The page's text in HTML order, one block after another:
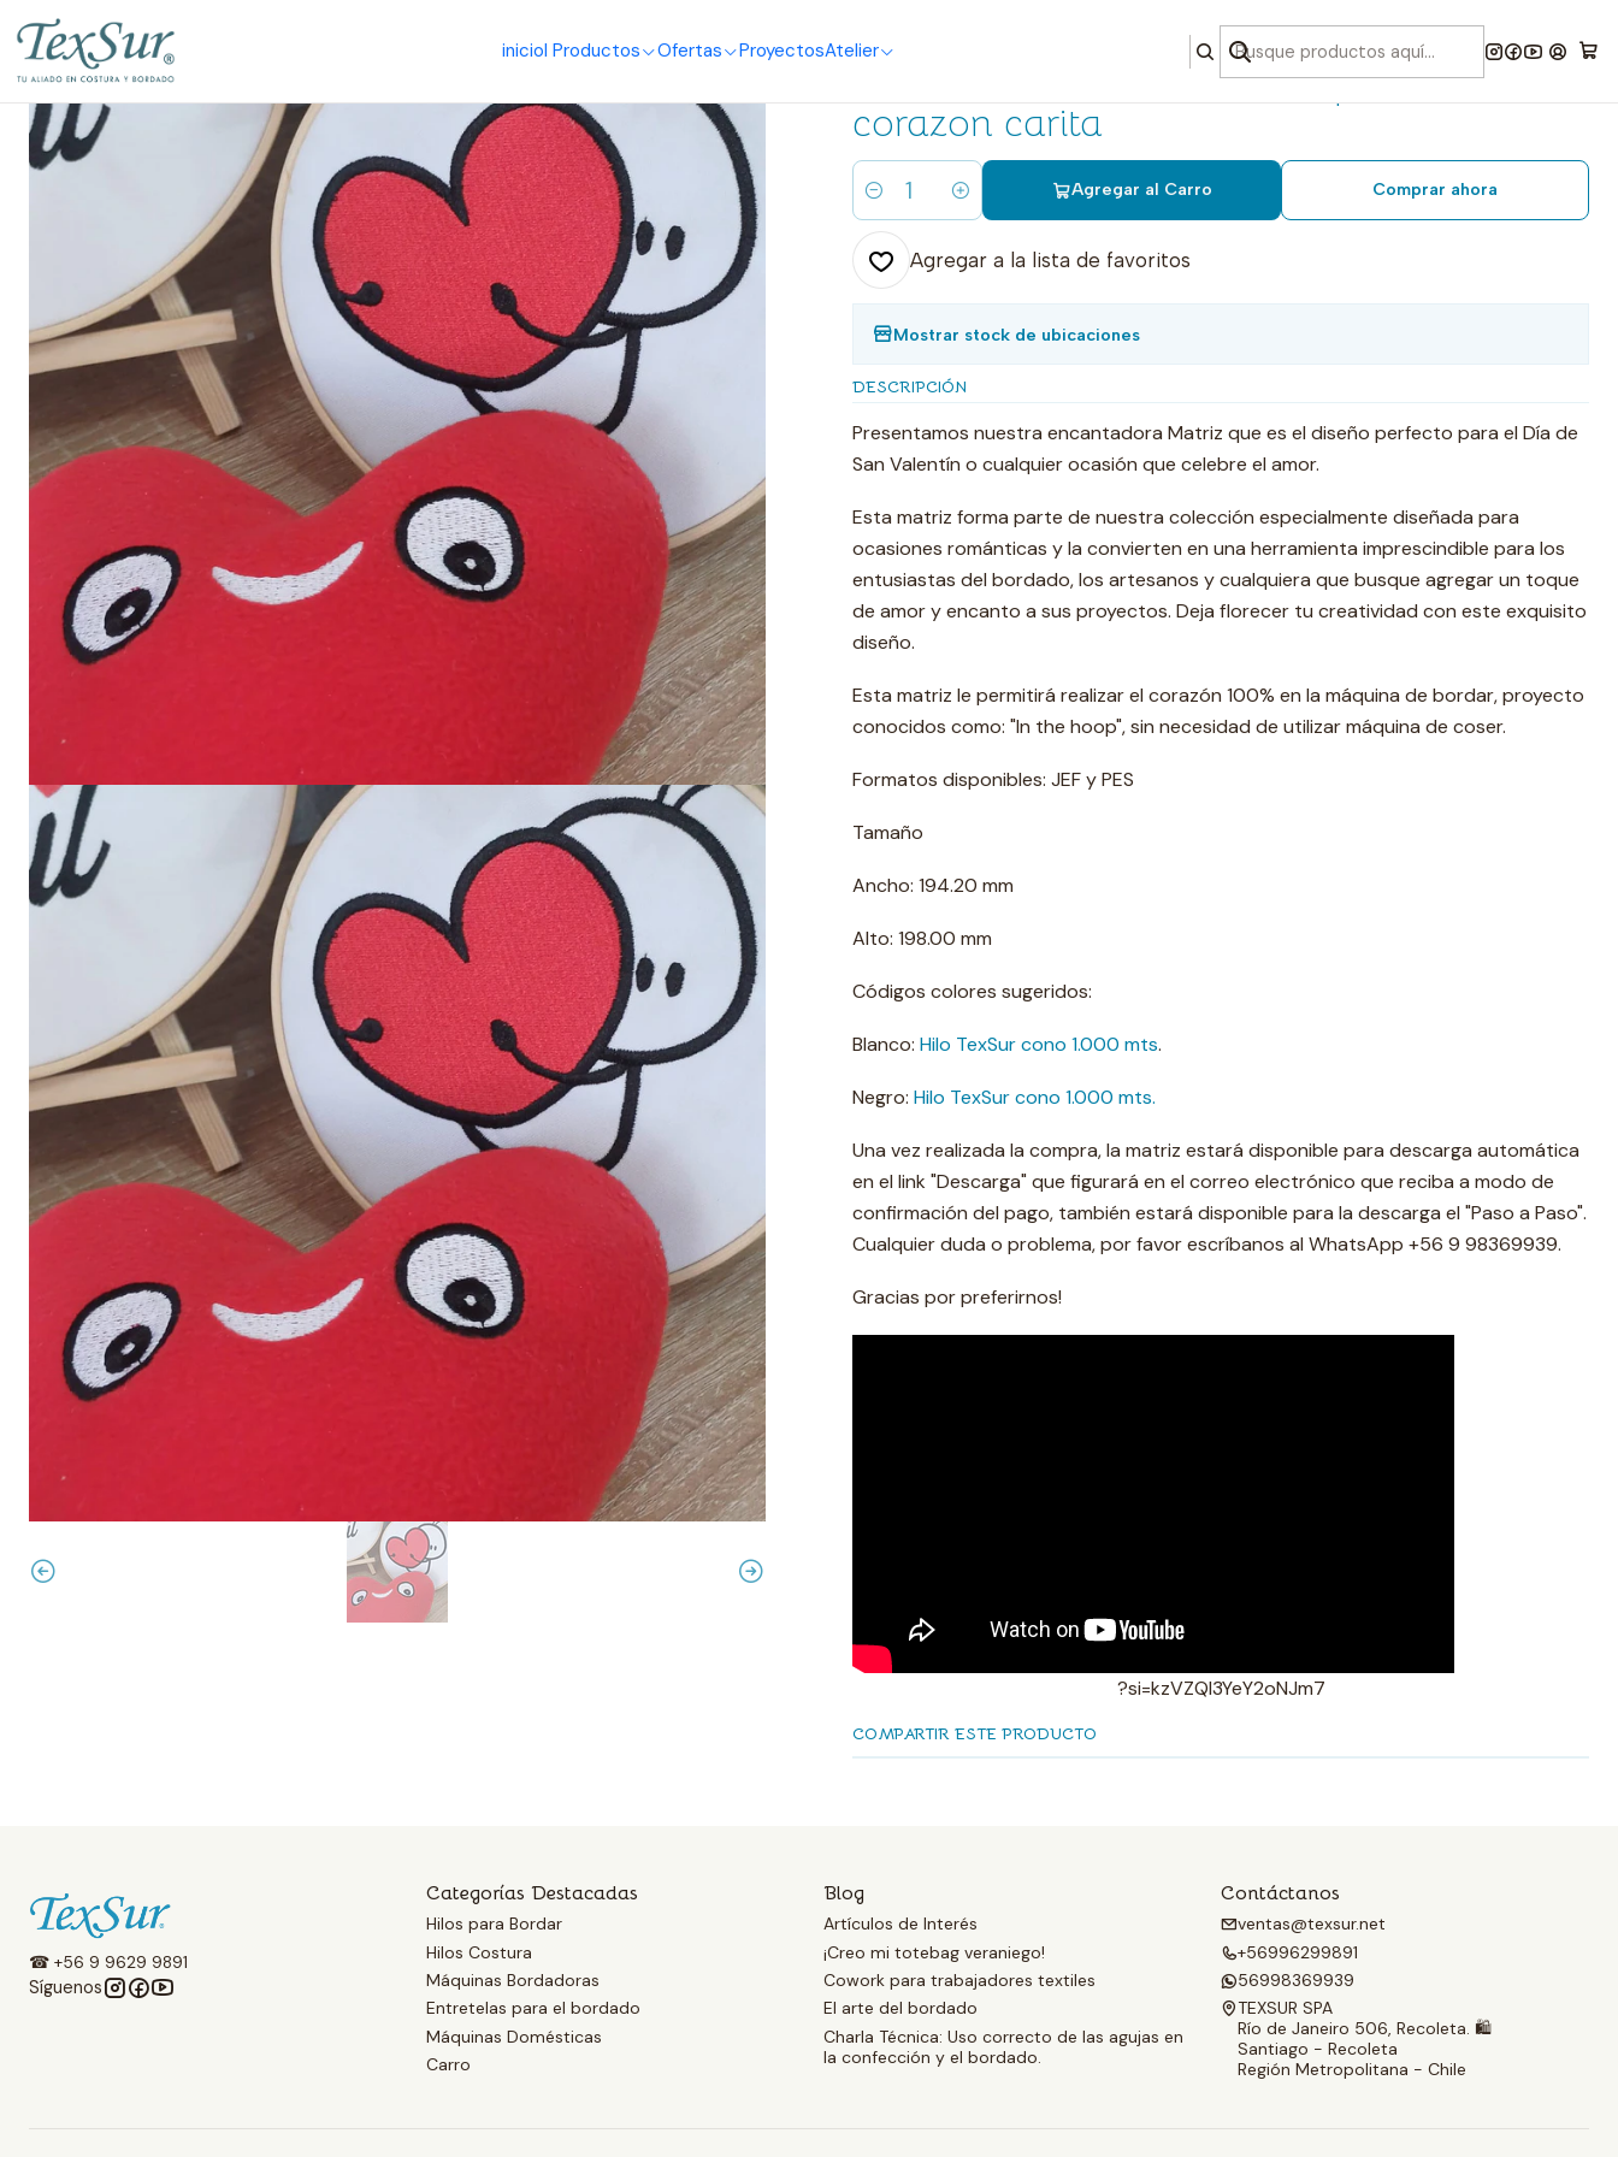
inicioI Productos Ofertas ProyectosAtelier
|
Matriz dia enamorados #15 peluche
corazon carita
Cantidad
Agregar al Carro Comprar ahora
Agregar a la lista de favoritos
Mostrar stock de ubicaciones
DESCRIPCIÓN
Presentamos nuestra encantadora Matriz que es el diseño perfecto para el Día de
San Valentín o cualquier ocasión que celebre el amor.
Esta matriz forma parte de nuestra colección especialmente diseñada para
ocasiones románticas y la convierten en una herramienta imprescindible para los
entusiastas del bordado, los artesanos y cualquiera que busque agregar un toque
de amor y encanto a sus proyectos. Deja florecer tu creatividad con este exquisito
diseño.
Esta matriz le permitirá realizar el corazón 100% en la máquina de bordar, proyecto
conocidos como: "In the hoop", sin necesidad de utilizar máquina de coser.
Formatos disponibles: JEF y PES
Tamaño
Ancho: 194.20 mm
Alto: 198.00 mm
Códigos colores sugeridos:
Blanco: Hilo TexSur cono 1.000 mts.
Negro: Hilo TexSur cono 1.000 mts.
Una vez realizada la compra, la matriz estará disponible para descarga automática
en el link "Descarga" que figurará en el correo electrónico que reciba a modo de
confirmación del pago, también estará disponible para la descarga el "Paso a Paso".
Cualquier duda o problema, por favor escríbanos al WhatsApp +56 9 98369939.
Gracias por preferirnos!
?si=kzVZQl3YeY2oNJm7
COMPARTIR ESTE PRODUCTO
☎ +56 9 9629 9891
Síguenos
Categorías Destacadas
Hilos para Bordar
Hilos Costura
Máquinas Bordadoras
Entretelas para el bordado
Máquinas Domésticas
Carro
Blog
Artículos de Interés
¡Creo mi totebag veraniego!
Cowork para trabajadores textiles
El arte del bordado
Charla Técnica: Uso correcto de las agujas en
la confección y el bordado.
Contáctanos
ventas@texsur.net
+56996299891
56998369939
TEXSUR SPA
Río de Janeiro 506, Recoleta. 🛍️
Santiago - Recoleta
Región Metropolitana - Chile